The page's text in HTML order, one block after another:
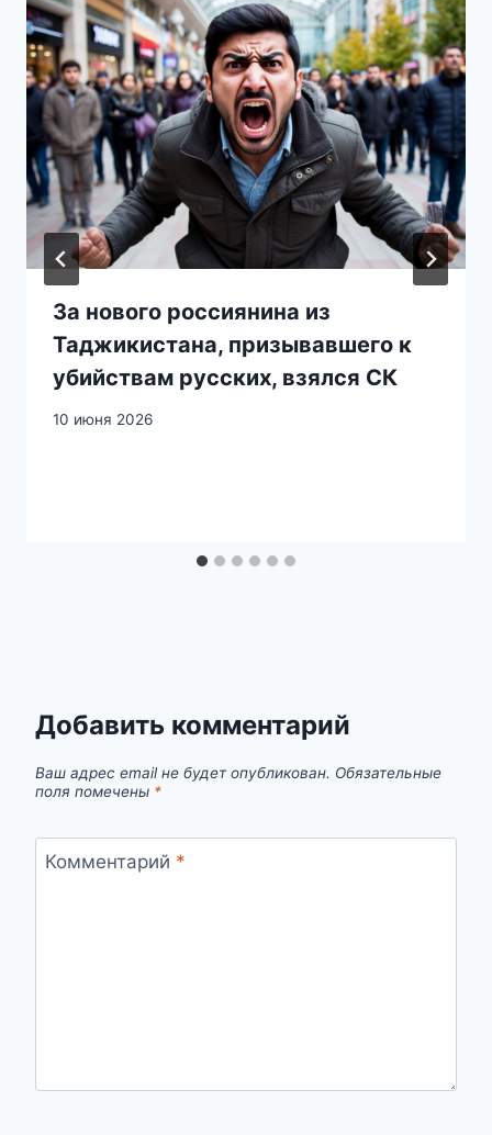
За нового россиянина из
Таджикистана, призывавшего к
убийствам русских, взялся СК
10 июня 2026
Добавить комментарий
Ваш адрес email не будет опубликован. Обязательные
поля помечены *
Комментарий *